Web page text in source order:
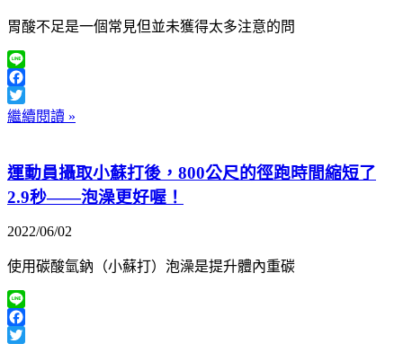
胃酸不足是一個常見但並未獲得太多注意的問
Line
Facebook
Twitter
繼續閱讀 »
運動員攝取小蘇打後，800公尺的徑跑時間縮短了
2.9秒——泡澡更好喔！
2022/06/02
使用碳酸氫鈉（小蘇打）泡澡是提升體內重碳
Line
Facebook